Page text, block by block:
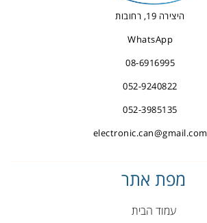
היצירה 19, רחובות
WhatsApp
08-6916995
052-9240822
052-3985135
electronic.can@gmail.com
מפת אתר
עמוד הבית